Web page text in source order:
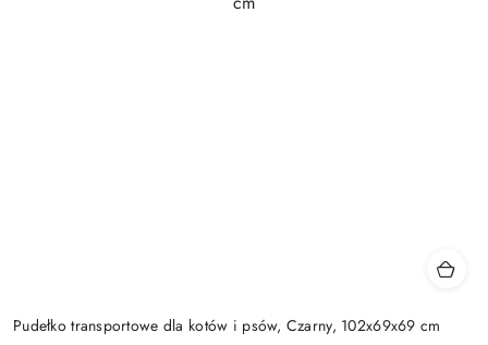
Pudełko transportowe dla kotów i psów, Czarny, 102x69x69 cm